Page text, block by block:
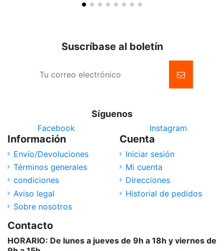
Suscríbase al boletín
Síguenos
Facebook Instagram
Información
Envío/Devoluciones
Términos generales
condiciones
Aviso legal
Sobre nosotros
Cuenta
Iniciar sesión
Mi cuenta
Direcciones
Historial de pedidos
Contacto
HORARIO: De lunes a jueves de 9h a 18h y viernes de